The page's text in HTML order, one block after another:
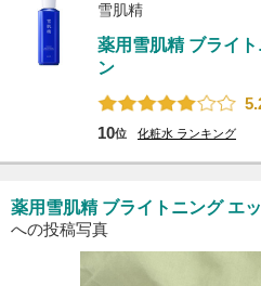
雪肌精
薬用雪肌精 ブライ
ン
10位 化粧水 ランキング
薬用雪肌精 ブライトニング エ
への投稿写真